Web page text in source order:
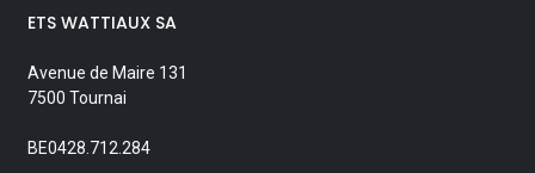
ETS WATTIAUX SA
Avenue de Maire 131
7500 Tournai
BE0428.712.284